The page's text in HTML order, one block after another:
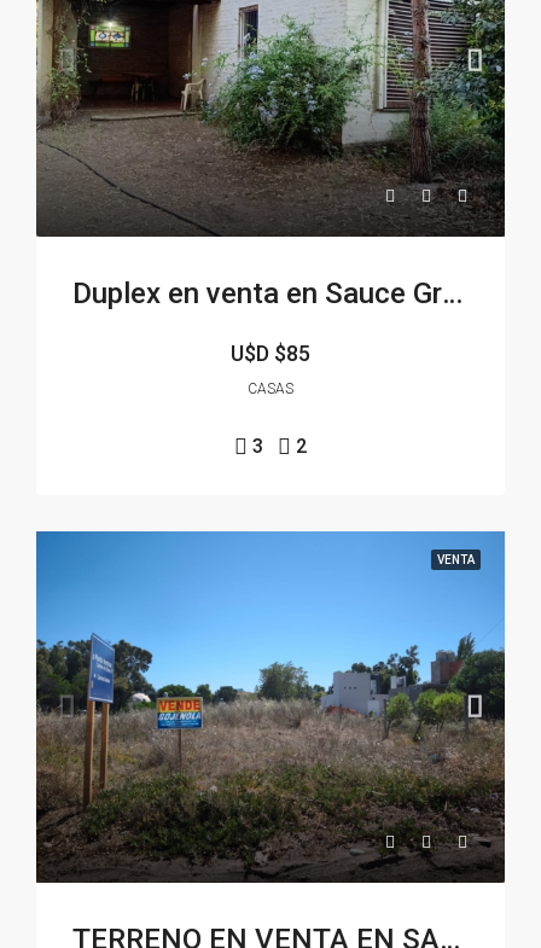
Duplex en venta en Sauce Grande
U$D $85
CASAS
3 2
VENTA
TERRENO EN VENTA EN SAUCE GRANDE